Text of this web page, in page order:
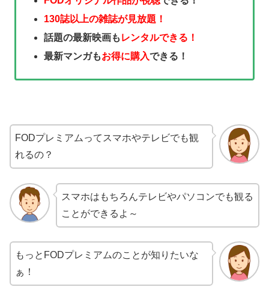
130誌以上の雑誌が見放題！
話題の最新映画も レンタルできる！
最新マンガもお得に購入できる！
FODプレミアムってスマホやテレビでも観
れるの？
スマホはもちろんテレビやパソコンでも観る
ことができるよ～
もっとFODプレミアムのことが知りたいな
ぁ！